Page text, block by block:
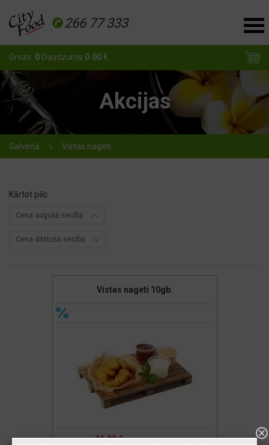
266 77 333
Grozs: 0 Daudzums 0.00€
Akcijas
Galvenā Vistas nageti
Kārtot pēc
Cena augošā secībā
Cena dilstošā secībā
Vistas nageti 10gb.
11.90 €